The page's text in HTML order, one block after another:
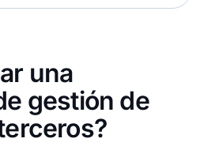
una
gestión de